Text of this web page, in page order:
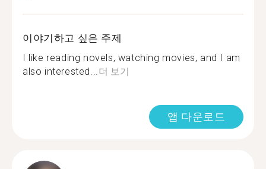
이야기하고 싶은 주제
I like reading novels, watching movies, and I am
also interested...더 보기
앱 다운로드